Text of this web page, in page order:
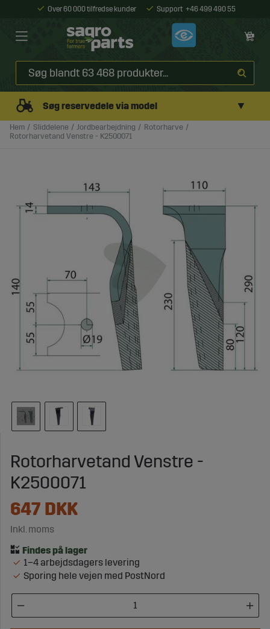
Over 60 000 tilfredse kunder Support +46 499 490 55
Søg reservedele via model ▼
Hem Sliddelene Jordbearbejdning
Rotorharve
Rotorharvetand Venstre - K2500071
Rotorharvetand Venstre -
K2500071
647 DKK
Inkl. moms
1–4 arbejdsdagers levering
Sporing hele vejen med PostNord